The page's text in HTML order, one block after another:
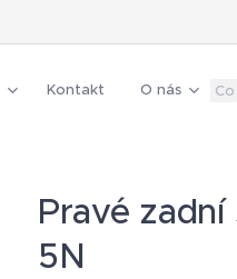
Kontakt O nás
Pravé
5N